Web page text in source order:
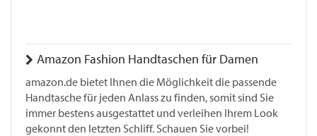
Amazon Fashion Handtaschen für Damen
amazon.de bietet Ihnen die Möglichkeit die passende
Handtasche für jeden Anlass zu finden, somit sind Sie
immer bestens ausgestattet und verleihen Ihrem Look
gekonnt den letzten Schliff. Schauen Sie vorbei!